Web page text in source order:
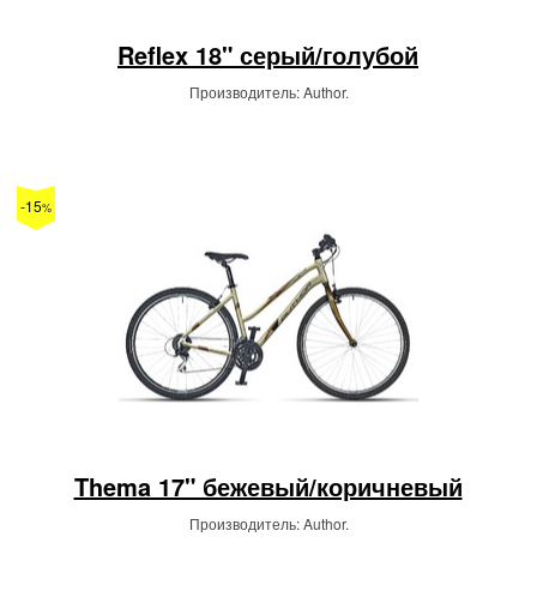
Reflex 18" серый/голубой
Производитель: Author.
-15%
Thema 17" бежевый/коричневый
Производитель: Author.